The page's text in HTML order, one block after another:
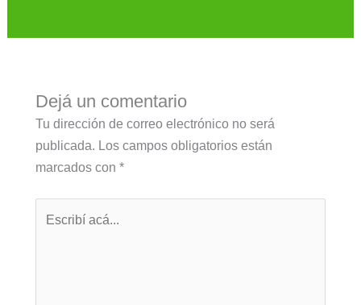
Dejá un comentario
Tu dirección de correo electrónico no será
publicada. Los campos obligatorios están
marcados con *